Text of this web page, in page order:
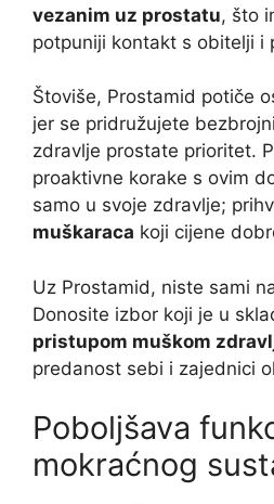
vezanim uz prostatu, što
potpuniji kontakt s obitelji i
Štoviše, Prostamid potiče
jer se pridružujete
zdravlje prostate prioritet.
proaktivne korake s ovim
samo u svoje zdravlje;
muškaraca koji cijene
Uz Prostamid, niste sami
Donosite izbor koji je u
pristupom muškom
predanost sebi i zajednici
Poboljšava
mokraćnog